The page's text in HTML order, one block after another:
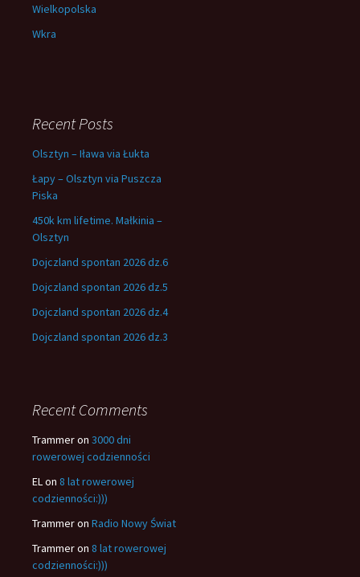
Wielkopolska
Wkra
Recent Posts
Olsztyn – Iława via Łukta
Łapy – Olsztyn via Puszcza
Piska
450k km lifetime. Małkinia –
Olsztyn
Dojczland spontan 2026 dz.6
Dojczland spontan 2026 dz.5
Dojczland spontan 2026 dz.4
Dojczland spontan 2026 dz.3
Recent Comments
Trammeron 3000 dni
rowerowej codzienności
ELon 8 lat rowerowej
codzienności:)))
Trammeron Radio Nowy Świat
Trammeron 8 lat rowerowej
codzienności:)))